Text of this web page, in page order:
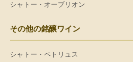
シャトー・オーブリオン
その他の銘醸ワイン
シャトー・ペトリュス